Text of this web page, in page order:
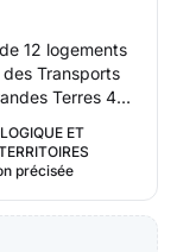
12 logements
Transports
Terres 4
ET
précisée